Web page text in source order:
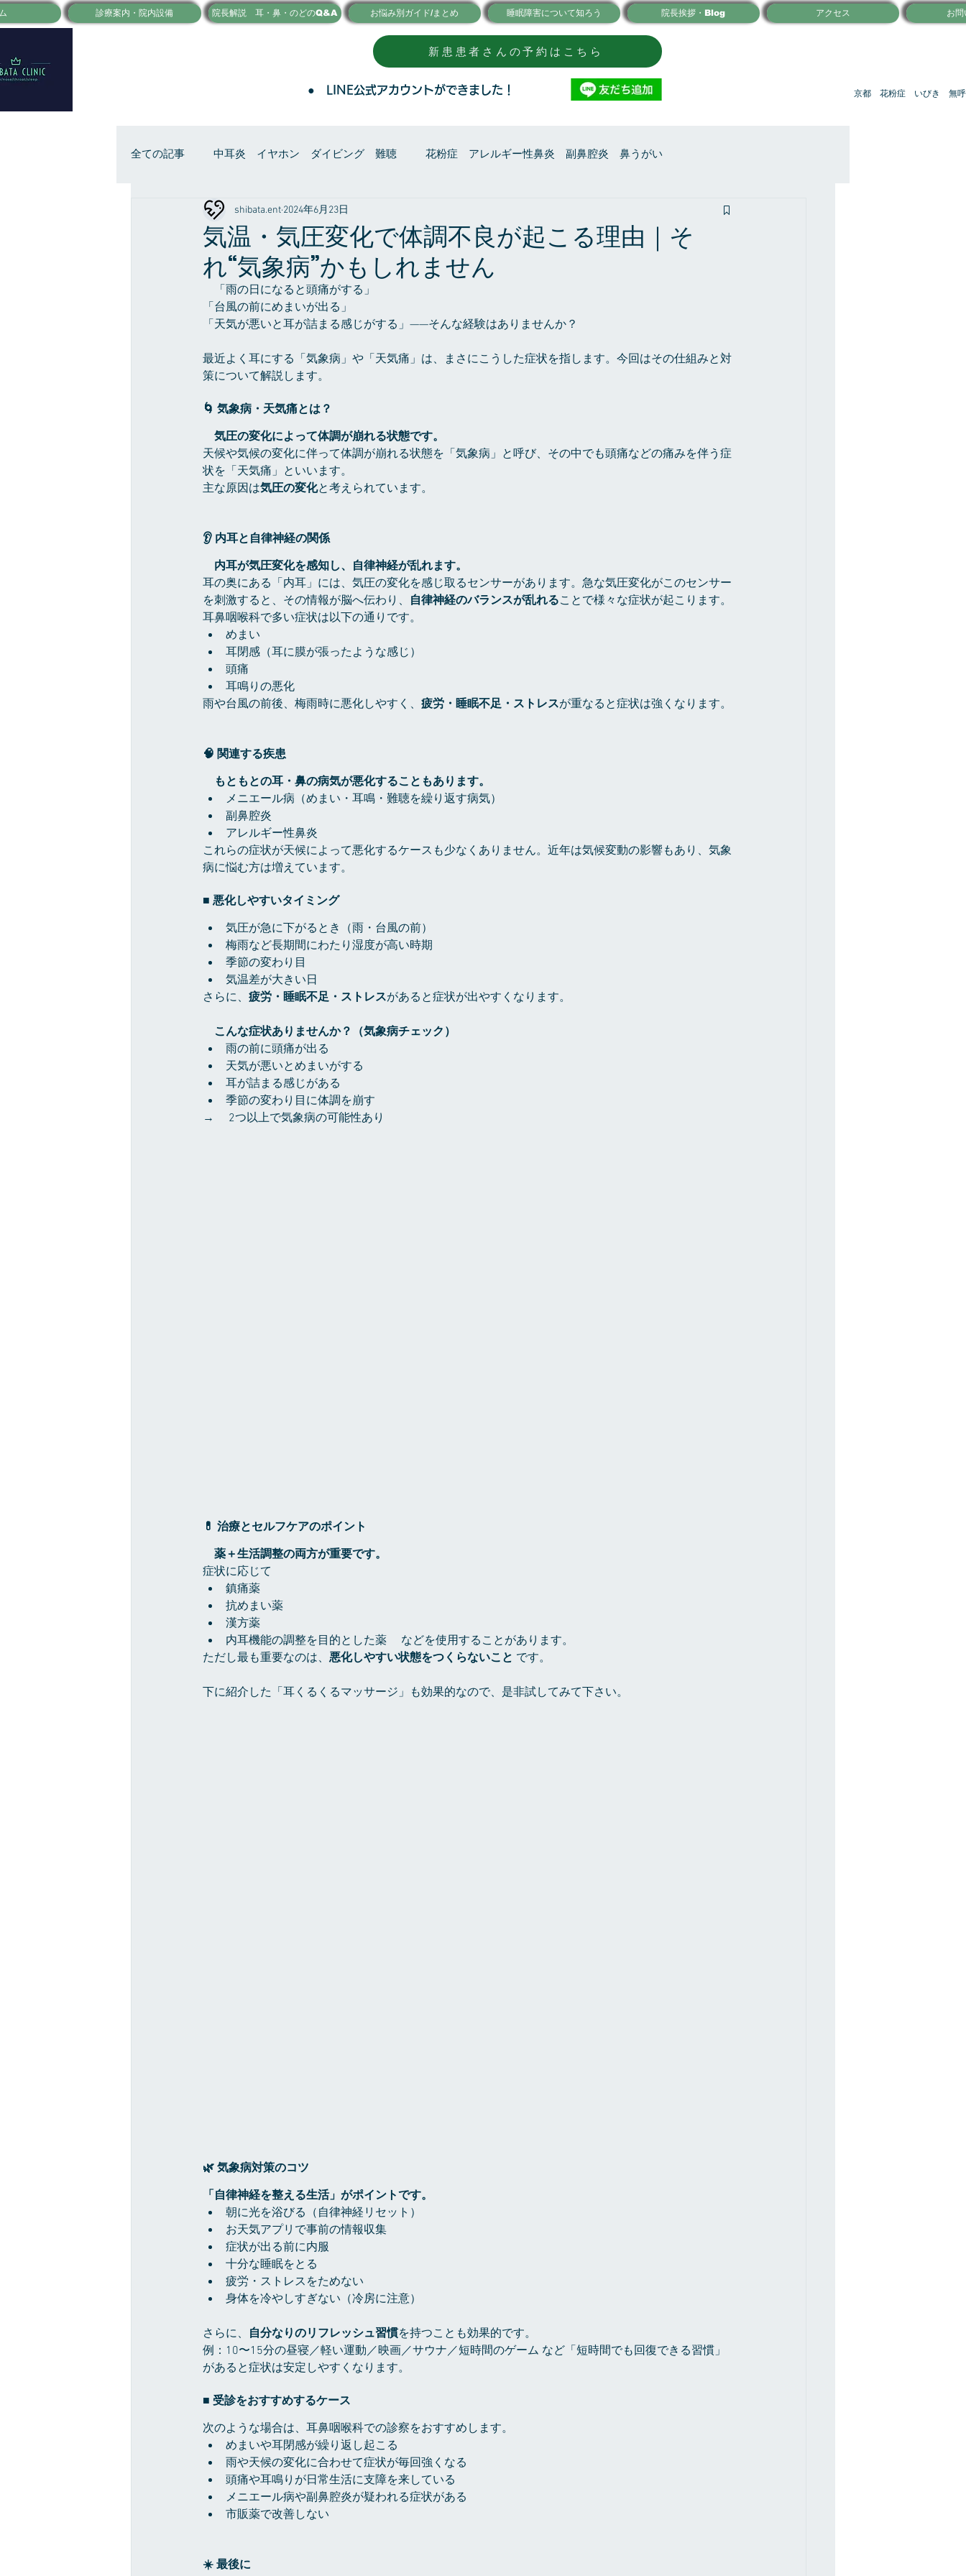
診療案内・院内設備 院長解説 耳・鼻・のどのQ&A お悩み別ガイド/まとめ 睡眠障害について知ろう 院長挨拶・Blog アクセス お問
新患患者さんの予約はこちら
● LINE公式アカウントができました！ 京都 花粉症 いびき 無呼
全ての記事 中耳炎 イヤホン ダイビング 難聴 花粉症 アレルギー性鼻炎 副鼻腔炎 鼻うがい
のどの痛み 扁桃炎 口内炎 その他の話
気温・気圧変化で体調不良が起こる理由｜そ
れ“気象病”かもしれません
shibata.ent 2024年6月23日
「雨の日になると頭痛がする」
「台風の前にめまいが出る」
「天気が悪いと耳が詰まる感じがする」——そんな経験はありませんか？
最近よく耳にする「気象病」や「天気痛」は、まさにこうした症状を指します。今回はその仕組みと対
策について解説します。
🌀 気象病・天気痛とは？
気圧の変化によって体調が崩れる状態です。
天候や気候の変化に伴って体調が崩れる状態を「気象病」と呼び、その中でも頭痛などの痛みを伴う症
状を「天気痛」といいます。
主な原因は気圧の変化と考えられています。
👂 内耳と自律神経の関係
内耳が気圧変化を感知し、自律神経が乱れます。
耳の奥にある「内耳」には、気圧の変化を感じ取るセンサーがあります。急な気圧変化がこのセンサー
を刺激すると、その情報が脳へ伝わり、 自律神経のバランスが乱れることで様々な症状が起こります。
耳鼻咽喉科で多い症状は以下の通りです。
めまい
耳閉感（耳に膜が張ったような感じ）
頭痛
耳鳴りの悪化
雨や台風の前後、梅雨時に悪化しやすく、 疲労・睡眠不足・ストレスが重なると症状は強くなります。
🧠 関連する疾患
もともとの耳・鼻の病気が悪化することもあります。
メニエール病（めまい・耳鳴・難聴を繰り返す病気）
副鼻腔炎
アレルギー性鼻炎
これらの症状が天候によって悪化するケースも少なくありません。近年は気候変動の影響もあり、気象
病に悩む方は増えています。
■ 悪化しやすいタイミング
気圧が急に下がるとき（雨・台風の前）
梅雨など長期間にわたり湿度が高い時期
季節の変わり目
気温差が大きい日
さらに、 疲労・睡眠不足・ストレスがあると症状が出やすくなります。
こんな症状ありませんか？（気象病チェック）
雨の前に頭痛が出る
天気が悪いとめまいがする
耳が詰まる感じがある
季節の変わり目に体調を崩す
→　 2つ以上で気象病の可能性あり
💊 治療とセルフケアのポイント
薬＋生活調整の両方が重要です。
症状に応じて
鎮痛薬
抗めまい薬
漢方薬
内耳機能の調整を目的とした薬　 などを使用することがあります。
ただし最も重要なのは、 悪化しやすい状態をつくらないこと です。
下に紹介した「耳くるくるマッサージ」も効果的なので、是非試してみて下さい。
🌿 気象病対策のコツ
「自律神経を整える生活」がポイントです。
朝に光を浴びる（自律神経リセット）
お天気アプリで事前の情報収集
症状が出る前に内服
十分な睡眠をとる
疲労・ストレスをためない
身体を冷やしすぎない（冷房に注意）
さらに、 自分なりのリフレッシュ習慣を持つことも効果的です。
例：10〜15分の昼寝／軽い運動／映画／サウナ／短時間のゲーム など「短時間でも回復できる習慣」
があると症状は安定しやすくなります。
■ 受診をおすすめするケース
次のような場合は、耳鼻咽喉科での診察をおすすめします。
めまいや耳閉感が繰り返し起こる
雨や天候の変化に合わせて症状が毎回強くなる
頭痛や耳鳴りが日常生活に支障を来している
メニエール病や副鼻腔炎が疑われる症状がある
市販薬で改善しない
☀️ 最後に